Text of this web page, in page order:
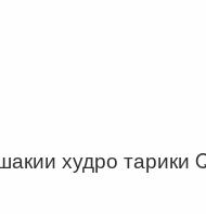
худро тарики